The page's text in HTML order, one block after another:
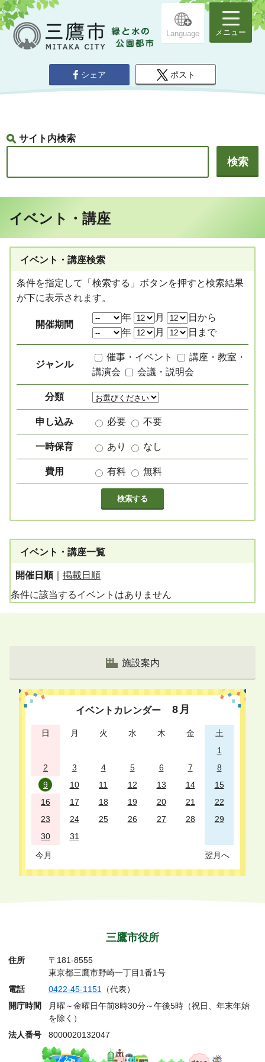
Language メニュー
シェア ポスト
サイト内検索
イベント・講座
イベント・講座検索
条件を指定して「検索する」ボタンを押すと検索結果
が下に表示されます。
開催期間
年 月
日から
年
月 日まで
ジャンル
催事・イベント
講座・教室・
講演会
会議・説明会
分類
申し込み 必要 不要
一時保育 あり なし
費用 有料 無料
イベント・講座一覧
開催日順｜ 掲載日順
条件に該当するイベントはありません
施設案内
イベントカレンダー 8 月
日 月 火 水 木 金
土
1
2
3 4 5 6 7
8
9
10 11 12 13 14
15
16
17 18 19 20 21
22
23
24 25 26 27 28
29
30
31
今月 翌月へ
三鷹市役所
住所
〒181-8555
東京都三鷹市野崎一丁目1番1号
電話
0422-45-1151（代表）
開庁時間
月曜～金曜日午前8時30分～午後5時（祝日、年末年始
を除く）
法人番号
8000020132047